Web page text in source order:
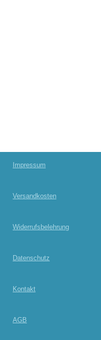
Impressum
Versandkosten
Widerrufsbelehrung
Datenschutz
Kontakt
AGB